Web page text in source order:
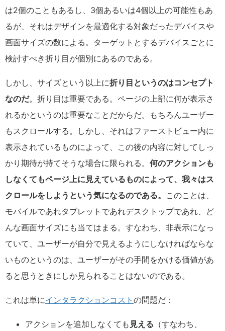
は2個のこともあるし、3個あるいは4個以上の可能性もあ
るが、それはデザインを最適化する対象だったデバイスや
画面サイズの数による。ターゲットとするデバイスごとに
検討すべき折り目が個別にあるのである。
しかし、サイズという以上に折り目というのはコンセプト
なのだ。折り目は重要である。ページの上部に何が表示さ
れるかというのは重要なことだからだ。もちろんユーザー
もスクロールする。しかし、それはファーストビュー内に
表示されているものによって、この後の内容に対してしっ
かり期待が持てそうな場合に限られる。 何のアクションも
しなくてもページ上に見えているものによって、我々はス
クロールをしようという気になるのである。 このことは、
モバイルであれタブレットであれデスクトップであれ、ど
んな画面サイズにも当てはまる。すなわち、非表示になっ
ていて、ユーザーが自分で見えるようにしなければならな
いものというのは、ユーザーがその手間をかける価値があ
ると思うときにしか見られることはないのである。
これは単にインタラクションコスト の問題だ：
アクションを追加しなくても 見える （すなわち、